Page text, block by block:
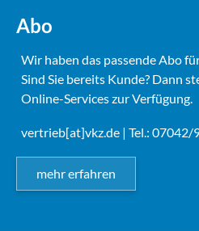
Abo
Wir haben das passende Abo
Sind Sie bereits Kunde? Dann
Online-Services zur Verfügung.
vertrieb[at]vkz.de | Tel.: 07042/
mehr erfahren